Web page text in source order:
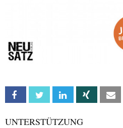
Facebook Twitter Linkedin Xing
UNTERSTÜTZUNG